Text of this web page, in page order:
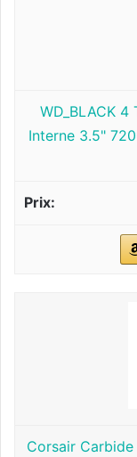
WD_BLACK
Interne 3.5"
Corsair